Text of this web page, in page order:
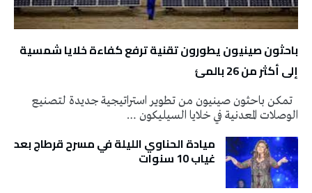
باحثون صينيون يطورون تقنية ترفع كفاءة خلايا شمسية
إلى أكثر من 26 بالمئ
تمكن باحثون صينيون من تطوير استراتيجية جديدة لتصنيع
الوصلات المعدنية في خلايا السيليكون …
ميادة الحناوي الليلة في مسرح قرطاج بعد
غياب 10 سنوات